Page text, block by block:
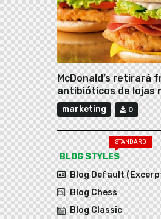
McDonald’s retirará
antibióticos de lojas
marketing 0
BLOG STYLES
STANDARD
Blog Default
Blog Chess
Blog Classic